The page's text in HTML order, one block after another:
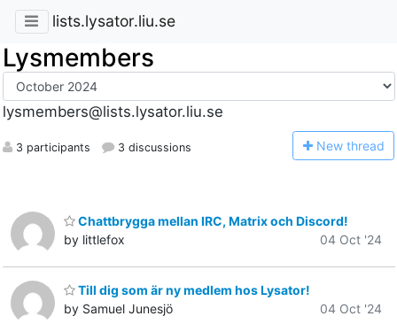
lists.lysator.liu.se
Lysmembers
lysmembers@lists.lysator.liu.se
3 participants 3 discussions New thread
Chattbrygga mellan IRC, Matrix och Discord!
by littlefox
04 Oct '24
Till dig som är ny medlem hos Lysator!
by Samuel Junesjö
04 Oct '24